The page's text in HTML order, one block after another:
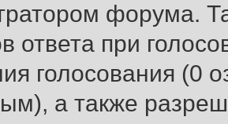
форума.
ответа при
голосования (0
а также